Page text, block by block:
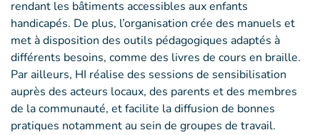
rendant les bâtiments accessibles aux enfants
handicapés. De plus, l’organisation crée des manuels et
met à disposition des outils pédagogiques adaptés à
différents besoins, comme des livres de cours en braille.
Par ailleurs, HI réalise des sessions de sensibilisation
auprès des acteurs locaux, des parents et des membres
de la communauté, et facilite la diffusion de bonnes
pratiques notamment au sein de groupes de travail.